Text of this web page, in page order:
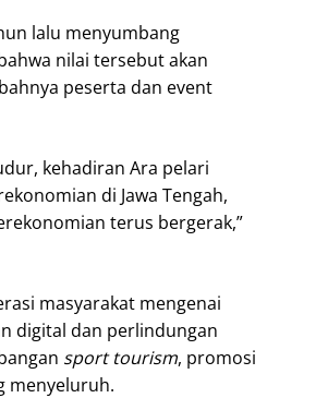
lalu menyumbang
nilai tersebut akan
peserta dan event
kehadiran Ara pelari
di Jawa Tengah,
terus bergerak,”
masyarakat mengenai
digital dan perlindungan
sport tourism, promosi
menyeluruh.